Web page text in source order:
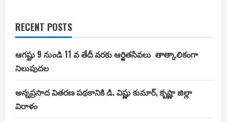
RECENT POSTS
ఆగష్టు 9 నుండి 11 వ తేదీ వరకు ఆర్జితసేవలు తాత్కాలికంగా
నిలుపుదల
అన్నప్రసాద వితరణ పథకానికి డి. విష్ణు కుమార్, కృష్ణా జిల్లా
విరాళం